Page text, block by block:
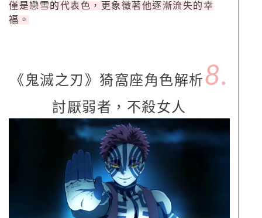
僅是戀雪的代表色，更象徵著他逐漸流失的幸
福。
《鬼滅之刃》猗窩座角色解析 8.
討厭弱者，不殺女人